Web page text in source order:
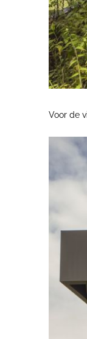
Voor de